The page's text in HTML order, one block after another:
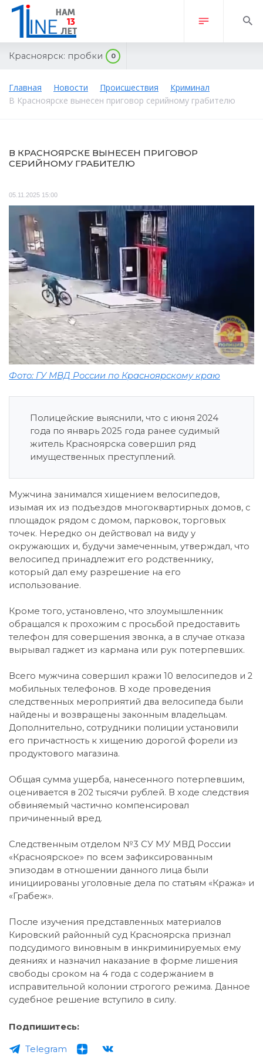
Красноярск: пробки 0
Главная Новости Происшествия
Криминал
В Красноярске вынесен приговор серийному грабителю
В КРАСНОЯРСКЕ ВЫНЕСЕН ПРИГОВОР
СЕРИЙНОМУ ГРАБИТЕЛЮ
05.11.2025 15:00
Фото: ГУ МВД России по Красноярскому краю
Полицейские выяснили, что с июня 2024
года по январь 2025 года ранее судимый
житель Красноярска совершил ряд
имущественных преступлений.
Мужчина занимался хищением велосипедов,
изымая их из подъездов многоквартирных домов, с
площадок рядом с домом, парковок, торговых
точек. Нередко он действовал на виду у
окружающих и, будучи замеченным, утверждал, что
велосипед принадлежит его родственнику,
который дал ему разрешение на его
использование.
Кроме того, установлено, что злоумышленник
обращался к прохожим с просьбой предоставить
телефон для совершения звонка, а в случае отказа
вырывал гаджет из кармана или рук потерпевших.
Всего мужчина совершил кражи 10 велосипедов и 2
мобильных телефонов. В ходе проведения
следственных мероприятий два велосипеда были
найдены и возвращены законным владельцам.
Дополнительно, сотрудники полиции установили
его причастность к хищению дорогой форели из
продуктового магазина.
Общая сумма ущерба, нанесенного потерпевшим,
оценивается в 202 тысячи рублей. В ходе следствия
обвиняемый частично компенсировал
причиненный вред.
Следственным отделом №3 СУ МУ МВД России
«Красноярское» по всем зафиксированным
эпизодам в отношении данного лица были
инициированы уголовные дела по статьям «Кража» и
«Грабеж».
После изучения представленных материалов
Кировский районный суд Красноярска признал
подсудимого виновным в инкриминируемых ему
деяниях и назначил наказание в форме лишения
свободы сроком на 4 года с содержанием в
исправительной колонии строгого режима. Данное
судебное решение вступило в силу.
Подпишитесь:
Telegram